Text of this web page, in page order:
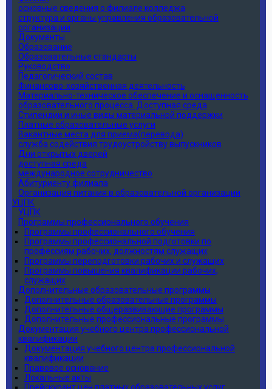
основные сведения о филиале колледжа
структура и органы управления образовательной
организации
Документы
Образование
Образовательные стандарты
Руководство
Педагогический состав
Финансово-хозяйственная деятельность
Материально-техническое обеспечение и оснащенность
образовательного процесса. Доступная среда
Стипендии и иные виды материальной поддержки
Платные образовательные услуги
Вакантные места для приема(перевода)
служба содействия трудоустройству выпускников
Дни открытых дверей
доступная среда
международное сотрудничество
Абитуриенту филиала
Организация питания в образовательной организации
УЦПК
УЦПК
Программы профессионального обучения
Программы профессионального обучения
Программы профессиональной подготовки по
профессиям рабочих, должностям служащих
Программы переподготовки рабочих и служащих
Программы повышения квалификации рабочих,
служащих
Дополнительные образовательные программы
Дополнительные образовательные программы
Дополнительные общеразвивающие программы
Дополнительные профессиональные программы
Документация учебного центра профессиональной
квалификации
Документация учебного центра профессиональной
квалификации
Правовое основание
Локальные акты